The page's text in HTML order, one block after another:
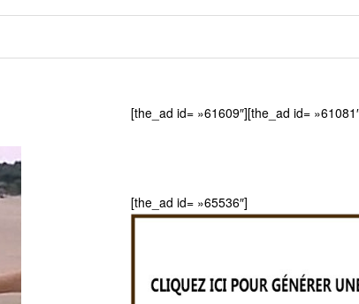
[the_ad id= »61609″][the_ad id=
[the_ad id= »65536″]